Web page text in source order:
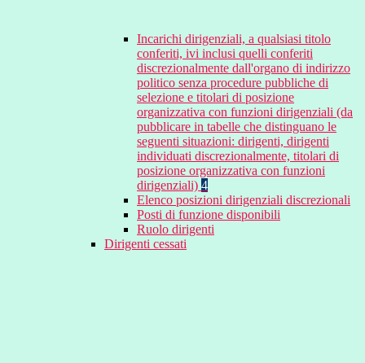
Incarichi dirigenziali, a qualsiasi titolo
conferiti, ivi inclusi quelli conferiti
discrezionalmente dall'organo di indirizzo
politico senza procedure pubbliche di
selezione e titolari di posizione
organizzativa con funzioni dirigenziali (da
pubblicare in tabelle che distinguano le
seguenti situazioni: dirigenti, dirigenti
individuati discrezionalmente, titolari di
posizione organizzativa con funzioni
dirigenziali) 4
Elenco posizioni dirigenziali discrezionali
Posti di funzione disponibili
Ruolo dirigenti
Dirigenti cessati